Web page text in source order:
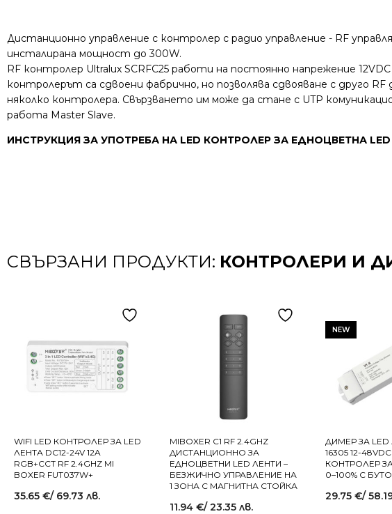
Дистанционно управление с контролер с радио управление - RF
инсталирана мощност до 300W.
RF контролер Ultralux SCRFC25 работи на постоянно напрежение
контролерът са сдвоени фабрично, но позволява сдвояване с друго
няколко контролера. Свързването им може да стане с UTP
работа Master Slave.
ИНСТРУКЦИЯ ЗА УПОТРЕБА НА LED КОНТРОЛЕР ЗА ЕДНОЦВЕТНА LED
СВЪРЗАНИ ПРОДУКТИ: КОНТРОЛЕРИ И
WIFI LED КОНТРОЛЕР ЗА LED
ЛЕНТА DC12-24V 12A
RGB+CCT RF 2.4GHZ MI
BOXER FUT037W+
35.65 €/ 69.73 лв.
MIBOXER C1 RF 2.4GHZ
ДИСТАНЦИОННО ЗА
ЕДНОЦВЕТНИ LED ЛЕНТИ –
БЕЗЖИЧНО УПРАВЛЕНИЕ НА
1 ЗОНА С МАГНИТНА СТОЙКА
11.94 €/ 23.35 лв.
NEW
ДИМЕР ЗА LED
16305 12-
КОНТРОЛЕР
0–100% С
29.75 €/